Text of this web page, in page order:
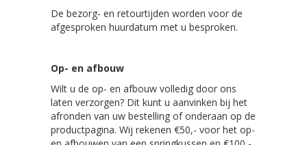
De bezorg- en retourtijden worden voor de
afgesproken huurdatum met u besproken.
Op- en afbouw
Wilt u de op- en afbouw volledig door ons
laten verzorgen? Dit kunt u aanvinken bij het
afronden van uw bestelling of onderaan op de
productpagina. Wij rekenen €50,- voor het op-